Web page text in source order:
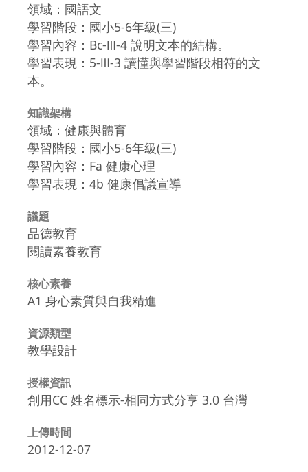
領域：國語文
學習階段：國小5-6年級(三)
學習內容：Bc-Ⅲ-4 說明文本的結構。
學習表現：5-Ⅲ-3 讀懂與學習階段相符的文
本。
知識架構
領域：健康與體育
學習階段：國小5-6年級(三)
學習內容：Fa 健康心理
學習表現：4b 健康倡議宣導
議題
品德教育
閱讀素養教育
核心素養
A1 身心素質與自我精進
資源類型
教學設計
授權資訊
創用CC 姓名標示-相同方式分享 3.0 台灣
上傳時間
2012-12-07